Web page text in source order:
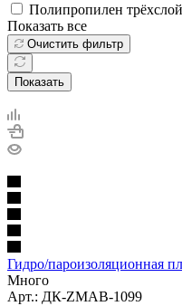
Полипропилен
Показать все
Очистить фильтр
Показать
Гидро/пароизоляционная
Много
Арт.: ДК-ZMAB-1099